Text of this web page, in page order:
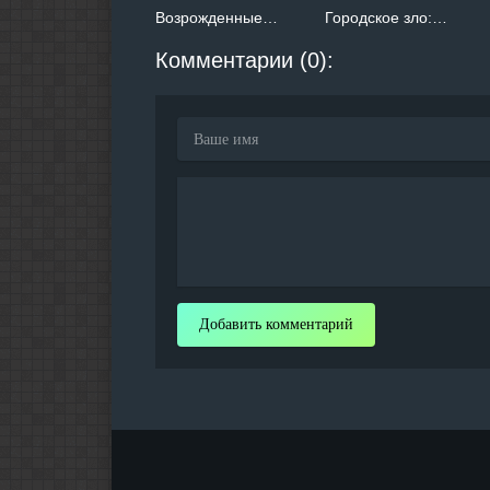
Возрожденные… Городское зло:…
Комментарии (0):
Добавить комментарий